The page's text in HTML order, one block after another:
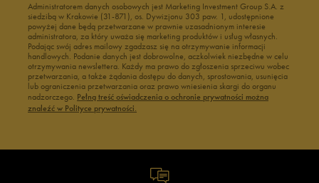
Administratorem danych osobowych jest Marketing Investment Group S.A. z
siedzibą w Krakowie (31-871), os. Dywizjonu 303 paw. 1, udostępnione
powyżej dane będą przetwarzane w prawnie uzasadnionym interesie
administratora, za który uważa się marketing produktów i usług własnych.
Podając swój adres mailowy zgadzasz się na otrzymywanie informacji
handlowych. Podanie danych jest dobrowolne, aczkolwiek niezbędne w celu
otrzymywania newslettera. Każdy ma prawo do zgłoszenia sprzeciwu wobec
przetwarzania, a także żądania dostępu do danych, sprostowania, usunięcia
lub ograniczenia przetwarzania oraz prawo wniesienia skargi do organu
nadzorczego. Pełną treść oświadczenia o ochronie prywatności można
znaleźć w Polityce prywatności.